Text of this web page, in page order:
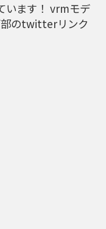
います！ vrmモデ
部のtwitterリンク